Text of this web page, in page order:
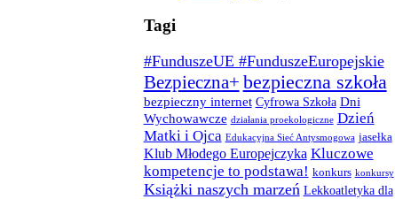
Tagi
#FunduszeUE #FunduszeEuropejskie
Bezpieczna+ bezpieczna szkoła
bezpieczny internet Cyfrowa Szkoła Dni
Wychowawcze działania proekologiczne Dzień
Matki i Ojca Edukacyjna Sieć Antysmogowa jasełka
Klub Młodego Europejczyka Kluczowe
kompetencje to podstawa! konkurs konkursy
Książki naszych marzeń Lekkoatletyka dla